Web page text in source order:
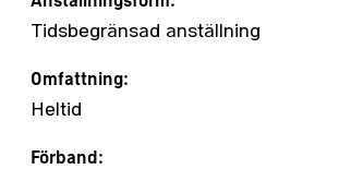
Tidsbegränsad anställning
Omfattning:
Heltid
Förband: